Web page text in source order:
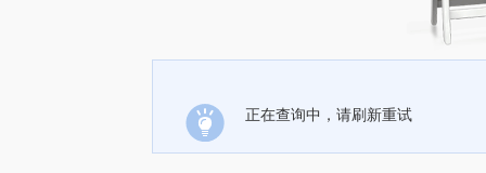
正在查询中，请刷新重试